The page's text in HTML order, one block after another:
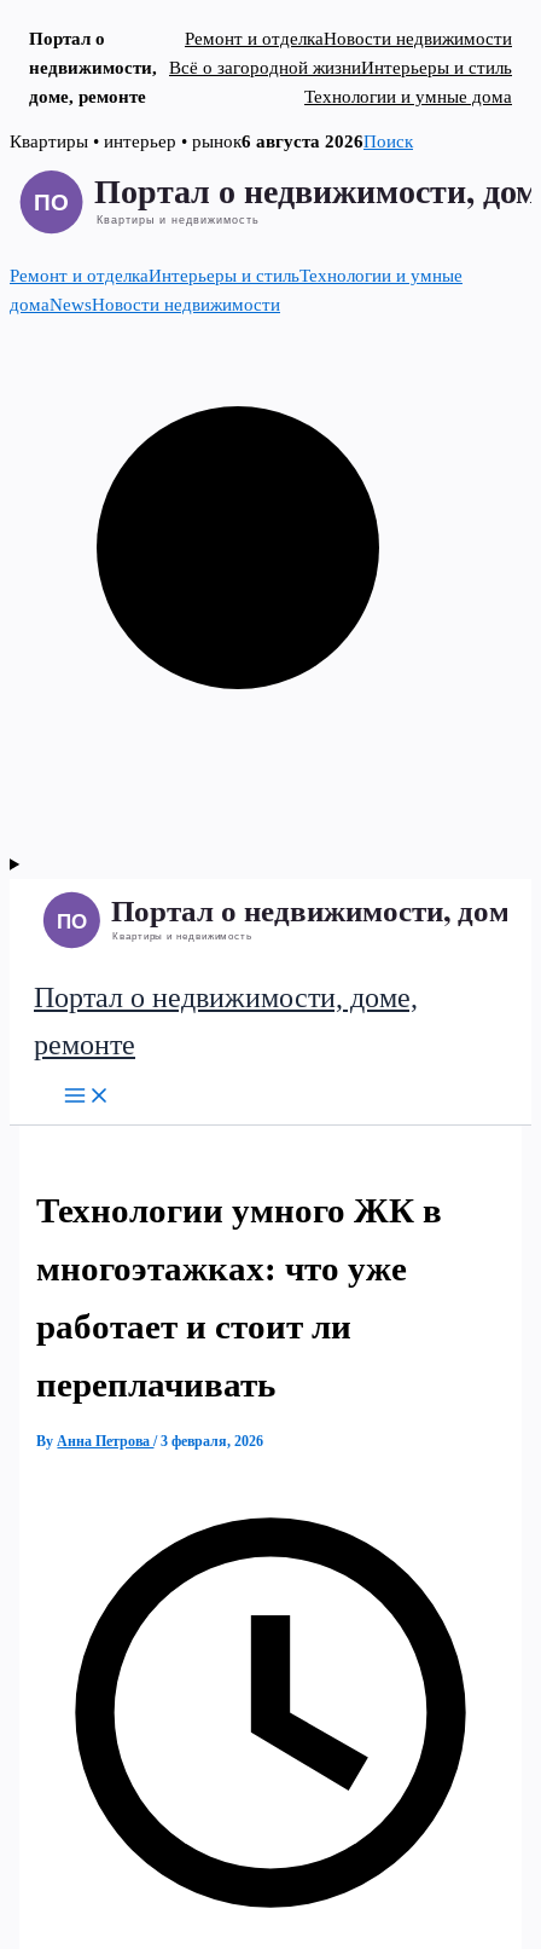
Портал о
недвижимости,
доме, ремонте
Ремонт и отделкаНовости недвижимости
Всё о загородной жизниИнтерьеры и стиль
Технологии и умные дома
Skip
content
Квартиры • интерьер • рынок6 августа 2026Поиск
Ремонт и отделкаИнтерьеры и стильТехнологии и умные
домаNewsНовости недвижимости
Портал о недвижимости, доме,
ремонте
Технологии умного ЖК в
многоэтажках: что уже
работает и стоит ли
переплачивать
ByАнна Петрова/3 февраля, 2026